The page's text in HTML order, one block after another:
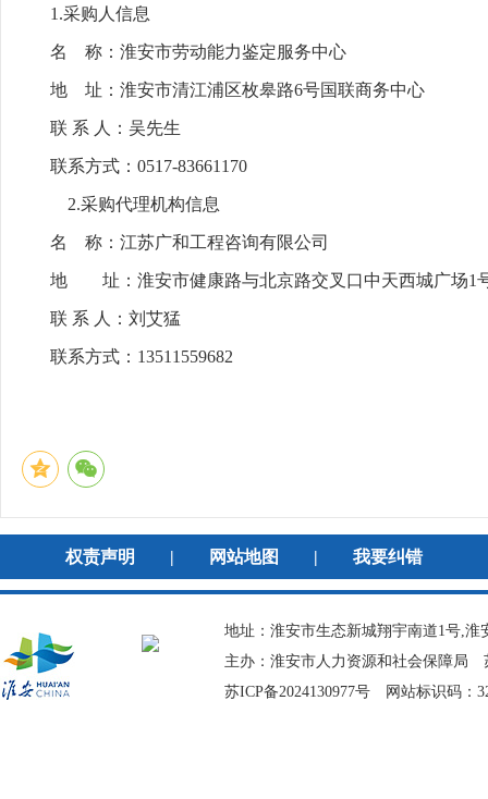
1.采购人信息
名 称：淮安市劳动能力鉴定服务中心
地 址：淮安市清江浦区枚皋路6号国联商务中心
联 系 人：吴先生
联系方式：0517-83661170
2.采购代理机构信息
名 称：江苏广和工程咨询有限公司
地 址：淮安市健康路与北京路交叉口中天西城广场1
联 系 人：刘艾猛
联系方式：13511559682
权责声明 | 网站地图 | 我要纠错
地址：淮安市生态新城翔宇南道1号,
主办：淮安市人力资源和社会保障局
苏ICP备2024130977号 网站标识码：